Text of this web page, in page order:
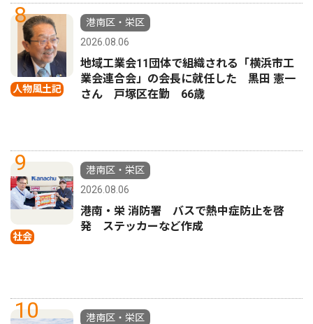
8
人物風土記
港南区・栄区
2026.08.06
地域工業会11団体で組織される「横浜市工
業会連合会」の会長に就任した 黒田 憲一
さん 戸塚区在勤 66歳
9
社会
港南区・栄区
2026.08.06
港南・栄 消防署 バスで熱中症防止を啓
発 ステッカーなど作成
10
港南区・栄区